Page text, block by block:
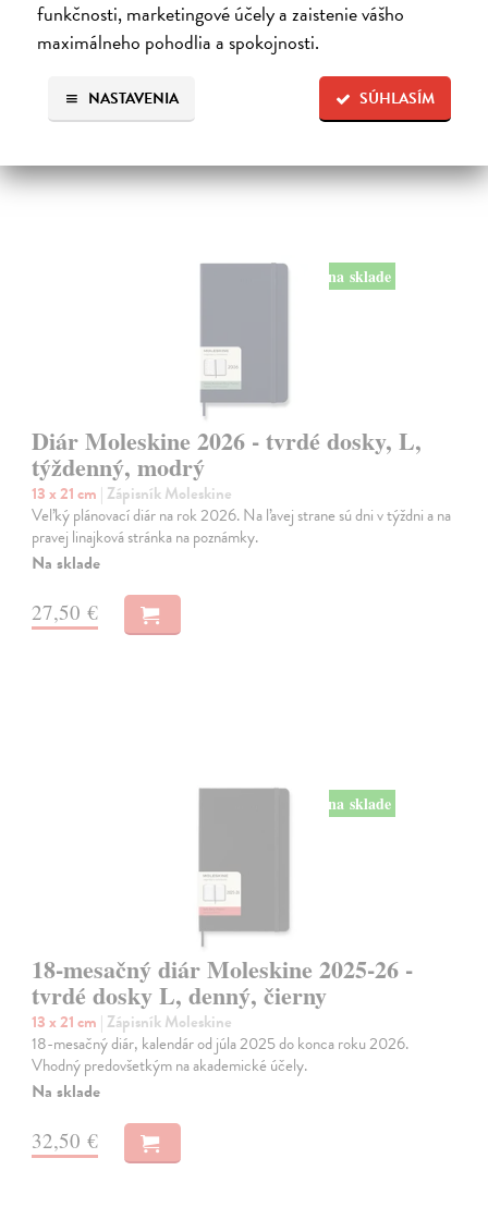
funkčnosti, marketingové účely a zaistenie vášho
maximálneho pohodlia a spokojnosti.
SÚHLASÍM
NASTAVENIA
poznámky a schôdzky.
Na sklade
na sklade
Diár Moleskine 2026 - tvrdé dosky, L,
týždenný, modrý
13 x 21 cm | Zápisník Moleskine
Veľký plánovací diár na rok 2026. Na ľavej strane sú dni v týždni a na
pravej linajková stránka na poznámky.
Na sklade
27,50 €
na sklade
18-mesačný diár Moleskine 2025-26 -
tvrdé dosky L, denný, čierny
13 x 21 cm | Zápisník Moleskine
18-mesačný diár, kalendár od júla 2025 do konca roku 2026.
Vhodný predovšetkým na akademické účely.
Na sklade
32,50 €